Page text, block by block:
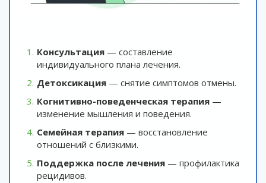
Консультация — составление
индивидуального плана лечения.
Детоксикация — снятие симптомов отмены.
Когнитивно-поведенческая терапия —
изменение мышления и поведения.
Семейная терапия — восстановление
отношений с близкими.
Поддержка после лечения — профилактика
рецидивов.